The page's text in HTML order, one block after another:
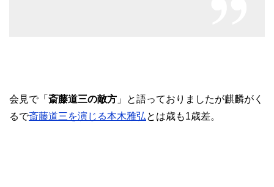
会見で「斎藤道三の敵方 」と語っておりましたが麒麟がく
るで斎藤道三を演じる本木雅弘とは歳も1歳差。